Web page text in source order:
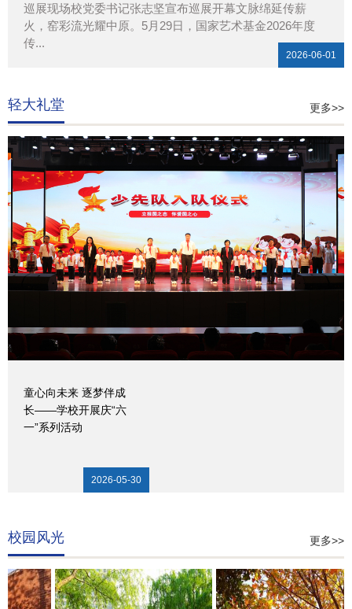
巡展现场校党委书记张志坚宣布巡展开幕文脉绵延传薪
火，窑彩流光耀中原。5月29日，国家艺术基金2026年度
传...
2026-06-01
轻大礼堂 更多>>
童心向未来 逐梦伴成
长——学校开展庆“六
一”系列活动
2026-05-30
校园风光 更多>>